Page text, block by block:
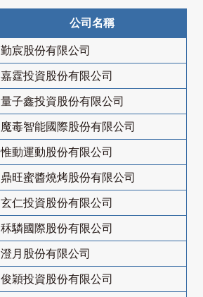
公司名稱
勤宸股份有限公司
嘉霆投資股份有限公司
量子鑫投資股份有限公司
魔毒智能國際股份有限公司
惟動運動股份有限公司
鼎旺蜜醬燒烤股份有限公司
玄仁投資股份有限公司
秝驎國際股份有限公司
澄月股份有限公司
俊穎投資股份有限公司